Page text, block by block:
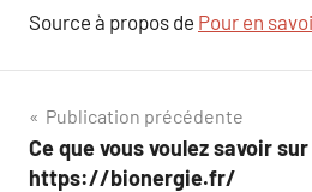
Source à propos de Pour en
Navigation
de
Publication précédente
Ce que vous voulez savoir sur
https://bionergie.fr/